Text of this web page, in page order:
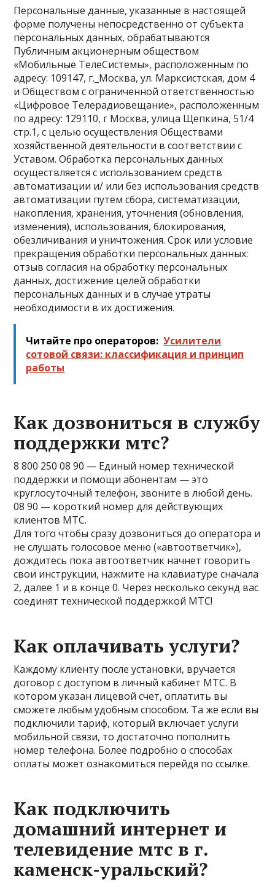
Персональные данные, указанные в настоящей
форме получены непосредственно от субъекта
персональных данных, обрабатываются
Публичным акционерным обществом
«Мобильные ТелеСистемы», расположенным по
адресу: 109147, г._Москва, ул. Марксистская, дом 4
и Обществом с ограниченной ответственностью
«Цифровое Телерадиовещание», расположенным
по адресу: 129110, г Москва, улица Щепкина, 51/4
стр.1, с целью осуществления Обществами
хозяйственной деятельности в соответствии с
Уставом. Обработка персональных данных
осуществляется с использованием средств
автоматизации и/ или без использования средств
автоматизации путем сбора, систематизации,
накопления, хранения, уточнения (обновления,
изменения), использования, блокирования,
обезличивания и уничтожения. Срок или условие
прекращения обработки персональных данных:
отзыв согласия на обработку персональных
данных, достижение целей обработки
персональных данных и в случае утраты
необходимости в их достижения.
Читайте про операторов: Усилители
сотовой связи: классификация и принцип
работы
Как дозвониться в службу
поддержки мтс?
8 800 250 08 90 — Единый номер технической
поддержки и помощи абонентам — это
круглосуточный телефон, звоните в любой день.
08 90 — короткий номер для действующих
клиентов МТС.
Для того чтобы сразу дозвониться до оператора и
не слушать голосовое меню («автоответчик»),
дождитесь пока автоответчик начнет говорить
свои инструкции, нажмите на клавиатуре сначала
2, далее 1 и в конце 0. Через несколько секунд вас
соединят технической поддержкой МТС!
Как оплачивать услуги?
Каждому клиенту после установки, вручается
договор с доступом в личный кабинет МТС. В
котором указан лицевой счет, оплатить вы
сможете любым удобным способом. Та же если вы
подключили тариф, который включает услуги
мобильной связи, то достаточно пополнить
номер телефона. Более подробно о способах
оплаты может ознакомиться перейдя по ссылке.
Как подключить
домашний интернет и
телевидение мтс в г.
каменск-уральский?